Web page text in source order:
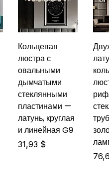
Кольцевая
люстра с
овальными
дымчатыми
стеклянными
пластинами —
латунь, круглая
и линейная G9
Цена
31,93 $